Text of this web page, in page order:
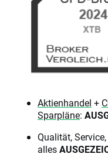
Aktienhandel +
Sparpläne:
Qualität,
alles